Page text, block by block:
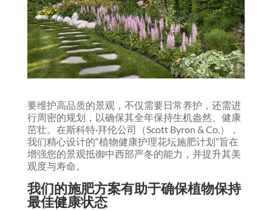
要维护高品质的景观，不仅需要日常养护，还需进
行周密的规划，以确保其全年保持生机盎然、健康
茁壮。在斯科特·拜伦公司（Scott Byron & Co.），
我们精心设计的“植物健康护理花坛施肥计划”旨在
增强您的景观抵御中西部严冬的能力，并提升其美
观度与寿命。
我们的施肥方案有助于确保植物保持
最佳健康状态